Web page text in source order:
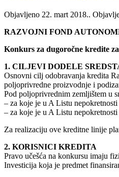
Objavljeno 22. mart 2018..
RAZVOJNI FOND
Konkurs za dugoročne kredite
1. CILJEVI DODELE
Osnovni cilj odobravanja kredita
poljoprivredne proizvodnje i
Pod poljoprivrednim zemljištem u
– za koje je u A Listu
– za koje je u A Listu
Za realizaciju ove kreditne linije
2. KORISNICI KREDITA
Pravo učešća na konkursu imaju
Investicija koja je predmet